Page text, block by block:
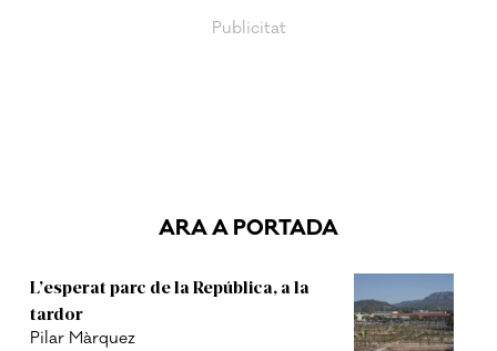
ARA A PORTADA
L’esperat parc de la República, a la
tardor
Pilar Màrquez